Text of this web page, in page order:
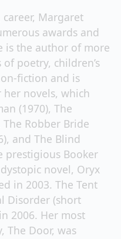
Margaret
awards and
is the author of more
poetry, children’s
fiction and is
novels, which
(1970), The
The Robber Bride
and The Blind
prestigious Booker
novel, Oryx
in 2003. The Tent
Disorder (short
2006. Her most
The Door, was